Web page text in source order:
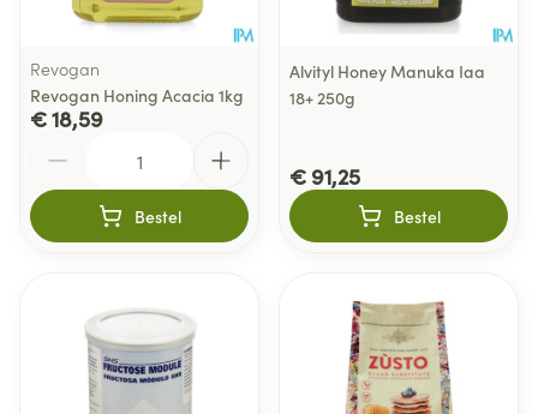
Revogan
Revogan Honing Acacia 1kg
€ 18,59
Bestel
Alvityl Honey Manuka Iaa
18+ 250g
€ 91,25
Bestel